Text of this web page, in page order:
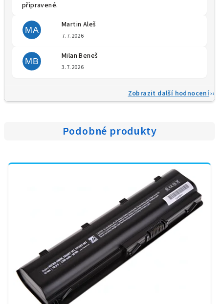
připravené.
MA
Martin Aleš
7.7.2026
MB
Milan Beneš
3.7.2026
Zobrazit další hodnocení
Podobné produkty